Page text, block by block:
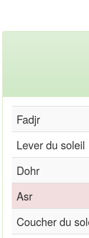
Fadjr
Lever du soleil
Dohr
Asr
Coucher du